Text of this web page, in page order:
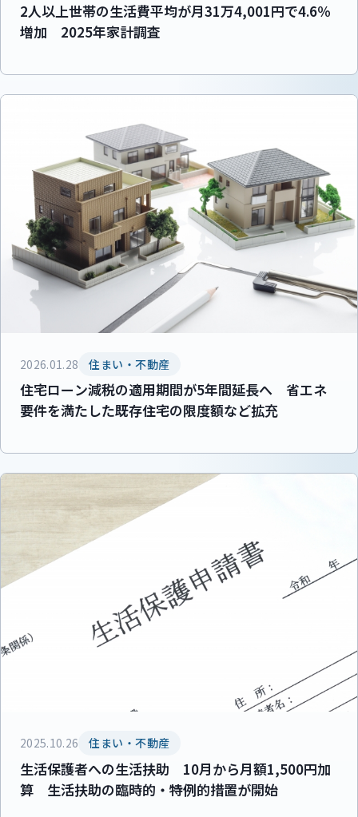
2人以上世帯の生活費平均が月31万4,001円で4.6％
増加 2025年家計調査
2026.01.28 住まい・不動産
住宅ローン減税の適用期間が5年間延長へ 省エネ
要件を満たした既存住宅の限度額など拡充
2025.10.26 住まい・不動産
生活保護者への生活扶助 10月から月額1,500円加
算 生活扶助の臨時的・特例的措置が開始